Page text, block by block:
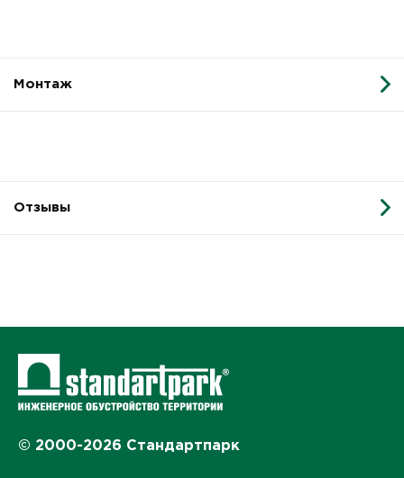
Монтаж
Отзывы
© 2000-2026 Стандартпарк